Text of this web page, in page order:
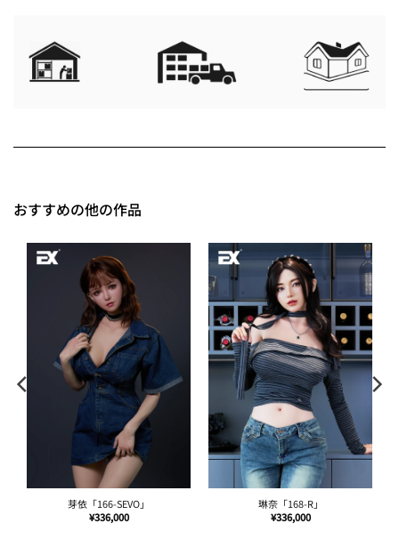
おすすめの他の作品
雅拉「171-SEVO」
¥336,000
花琳「164-SEVO」
¥336,000